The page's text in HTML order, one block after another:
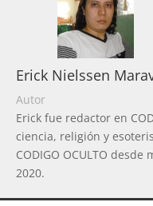
Erick Nielssen
Autor
Erick fue redactor en
ciencia, religión y
CODIGO OCULTO
2020.